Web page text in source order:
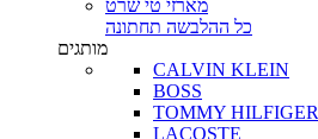
מארזי טי שרט
כל ההלבשה תחתונה
מותגים
CALVIN KLEIN
BOSS
TOMMY HILFIGER
LACOSTE